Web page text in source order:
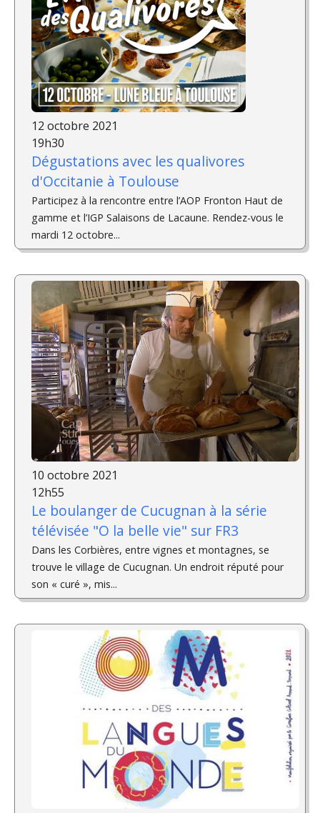
12 octobre 2021
19h30
Dégustations avec les qualivores
d'Occitanie à Toulouse
Participez à la rencontre entre l’AOP Fronton Haut de
gamme et l’IGP Salaisons de Lacaune. Rendez-vous le
mardi 12 octobre...
10 octobre 2021
12h55
Le boulanger de Cucugnan à la série
télévisée "O la belle vie" sur FR3
Dans les Corbières, entre vignes et montagnes, se
trouve le village de Cucugnan. Un endroit réputé pour
son « curé », mis...